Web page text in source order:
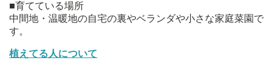
■育てている場所
中間地・温暖地の自宅の裏やベランダや小さな家庭菜園で
す。
植えてる人について